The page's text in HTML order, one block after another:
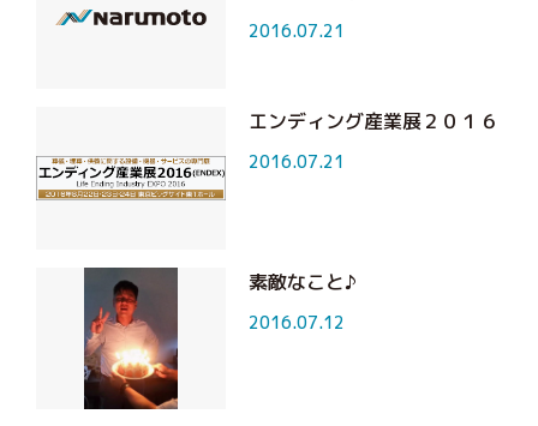
2016.07.21
エンディング産業展２０１６
2016.07.21
素敵なこと♪
2016.07.12